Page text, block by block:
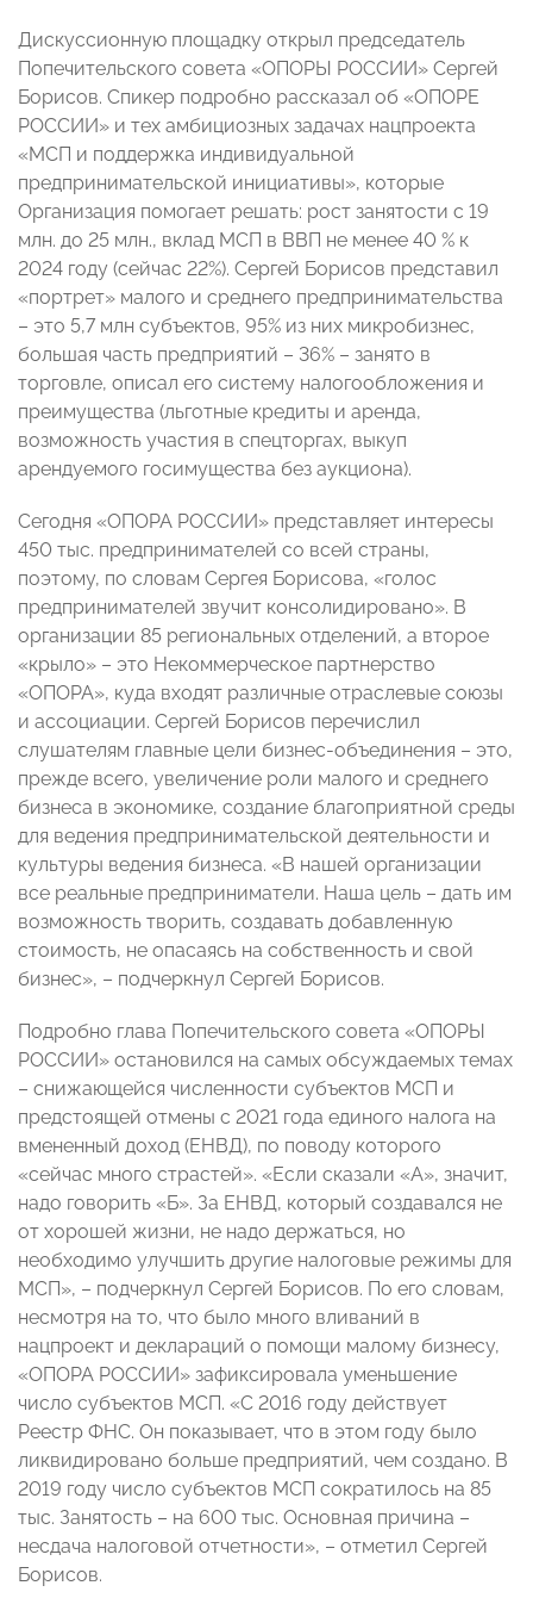
Дискуссионную площадку открыл председатель
Попечительского совета «ОПОРЫ РОССИИ» Сергей
Борисов. Спикер подробно рассказал об «ОПОРЕ
РОССИИ» и тех амбициозных задачах нацпроекта
«МСП и поддержка индивидуальной
предпринимательской инициативы», которые
Организация помогает решать: рост занятости с 19
млн. до 25 млн., вклад МСП в ВВП не менее 40 % к
2024 году (сейчас 22%). Сергей Борисов представил
«портрет» малого и среднего предпринимательства
– это 5,7 млн субъектов, 95% из них микробизнес,
большая часть предприятий – 36% – занято в
торговле, описал его систему налогообложения и
преимущества (льготные кредиты и аренда,
возможность участия в спецторгах, выкуп
арендуемого госимущества без аукциона).
Сегодня «ОПОРА РОССИИ» представляет интересы
450 тыс. предпринимателей со всей страны,
поэтому, по словам Сергея Борисова, «голос
предпринимателей звучит консолидировано». В
организации 85 региональных отделений, а второе
«крыло» – это Некоммерческое партнерство
«ОПОРА», куда входят различные отраслевые союзы
и ассоциации. Сергей Борисов перечислил
слушателям главные цели бизнес-объединения – это,
прежде всего, увеличение роли малого и среднего
бизнеса в экономике, создание благоприятной среды
для ведения предпринимательской деятельности и
культуры ведения бизнеса. «В нашей организации
все реальные предприниматели. Наша цель – дать им
возможность творить, создавать добавленную
стоимость, не опасаясь на собственность и свой
бизнес», – подчеркнул Сергей Борисов.
Подробно глава Попечительского совета «ОПОРЫ
РОССИИ» остановился на самых обсуждаемых темах
– снижающейся численности субъектов МСП и
предстоящей отмены с 2021 года единого налога на
вмененный доход (ЕНВД), по поводу которого
«сейчас много страстей». «Если сказали «А», значит,
надо говорить «Б». За ЕНВД, который создавался не
от хорошей жизни, не надо держаться, но
необходимо улучшить другие налоговые режимы для
МСП», – подчеркнул Сергей Борисов. По его словам,
несмотря на то, что было много вливаний в
нацпроект и деклараций о помощи малому бизнесу,
«ОПОРА РОССИИ» зафиксировала уменьшение
число субъектов МСП. «С 2016 году действует
Реестр ФНС. Он показывает, что в этом году было
ликвидировано больше предприятий, чем создано. В
2019 году число субъектов МСП сократилось на 85
тыс. Занятость – на 600 тыс. Основная причина –
несдача налоговой отчетности», – отметил Сергей
Борисов.